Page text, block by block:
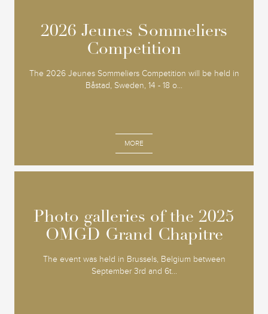
2026 Jeunes Sommeliers
Competition
The 2026 Jeunes Sommeliers Competition will be held in
Båstad, Sweden, 14 - 18 o...
MORE
2026 Jeunes Sommeliers
Competition
Photo galleries of the 2025
OMGD Grand Chapitre
The event was held in Brussels, Belgium between
September 3rd and 6t...
Photo galleries of the 2025
OMGD Grand Chapitre